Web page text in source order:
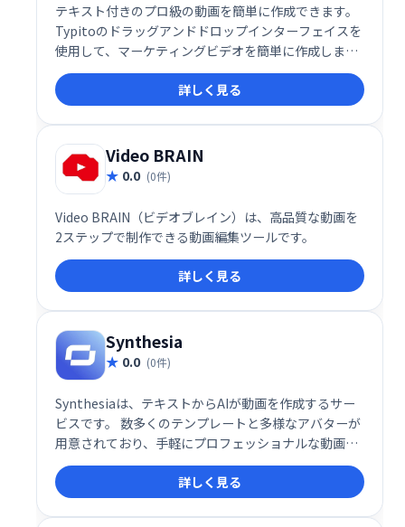
テキスト付きのプロ級の動画を簡単に作成できます。
Typitoのドラッグアンドドロップインターフェイスを
使用して、マーケティングビデオを簡単に作成しま
す。
詳しく見る
Video BRAIN
0.0 (0件)
Video BRAIN（ビデオブレイン）は、高品質な動画を
2ステップで制作できる動画編集ツールです。
詳しく見る
Synthesia
0.0 (0件)
Synthesiaは、テキストからAIが動画を作成するサー
ビスです。 数多くのテンプレートと多様なアバターが
用意されており、手軽にプロフェッショナルな動画制
作が可能です。 複雑な編集ソフトの知識は不要で、誰
でも簡単に動画を作成、配信できます。 ビジネスシー
ン、教育、マーケティングなど幅広い用途にご利用い
ただけます。
詳しく見る